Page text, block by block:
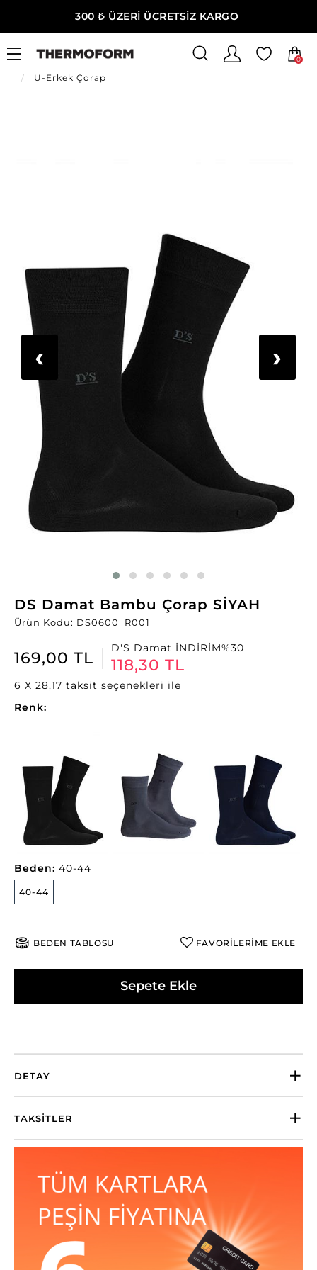
300 ₺ ÜZERİ ÜCRETSİZ KARGO
0
Ana Sayfa
Erkek İç Giyim
U-Erkek Çorap
‹ ›
DS Damat Bambu Çorap SİYAH
Ürün Kodu: DS0600_R001
169,00 TL
D'S Damat İNDİRİM%30
118,30 TL
6 X 28,17 taksit seçenekleri ile
Renk:
Beden: 40-44
40-44
BEDEN TABLOSU FAVORİLERİME EKLE
Sepete Ekle
DETAY
TAKSITLER